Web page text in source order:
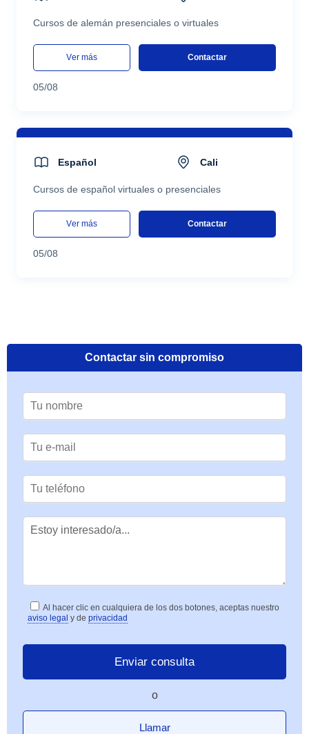
Cursos de alemán presenciales o virtuales
ver más Contactar
05/08
Español Cali
Cursos de español virtuales o presenciales
ver más Contactar
05/08
Contactar sin compromiso
Al hacer clic en cualquiera de los dos botones, aceptas nuestro
aviso legal y de privacidad
o
Llamar